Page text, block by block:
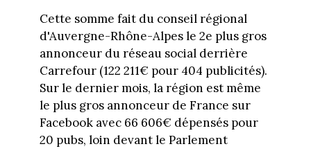
Cette somme fait du conseil régional
d'Auvergne-Rhône-Alpes le 2e plus gros
annonceur du réseau social derrière
Carrefour (122 211€ pour 404 publicités).
Sur le dernier mois, la région est même
le plus gros annonceur de France sur
Facebook avec 66 606€ dépensés pour
20 pubs, loin devant le Parlement